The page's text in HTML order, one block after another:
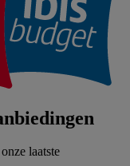
laatste